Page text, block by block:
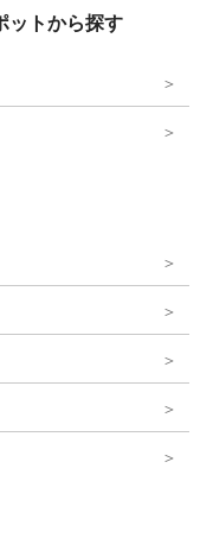
ットから探す